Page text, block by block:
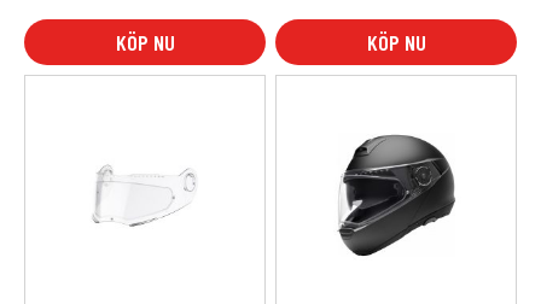
KÖP NU KÖP NU
varianter.
varianter.
alternativen